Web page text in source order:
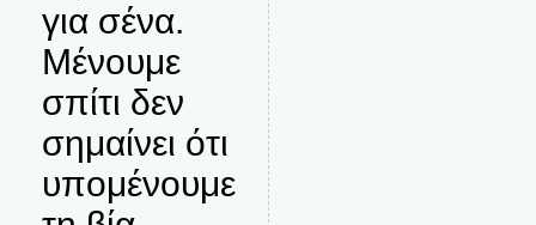
για σένα.
Μένουμε
σπίτι δεν
σημαίνει ότι
υπομένουμε